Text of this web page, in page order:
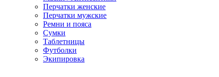
Перчатки женские
Перчатки мужские
Ремни и пояса
Сумки
Таблетницы
Футболки
Экипировка